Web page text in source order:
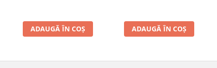
ADAUGĂ ÎN COȘ ADAUGĂ ÎN COȘ